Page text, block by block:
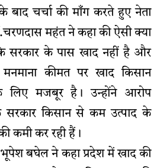
के बाद चर्चा की माँग करते हुए नेता
महंत ने कहा की ऐसी क्या
सरकार के पास खाद नहीं है और
कीमत पर खाद किसान
लिए मजबूर है। उन्होंने आरोप
सरकार किसान से कम उत्पाद के
कमी कर रही हैं।
भूपेश बघेल ने कहा प्रदेश में खाद की